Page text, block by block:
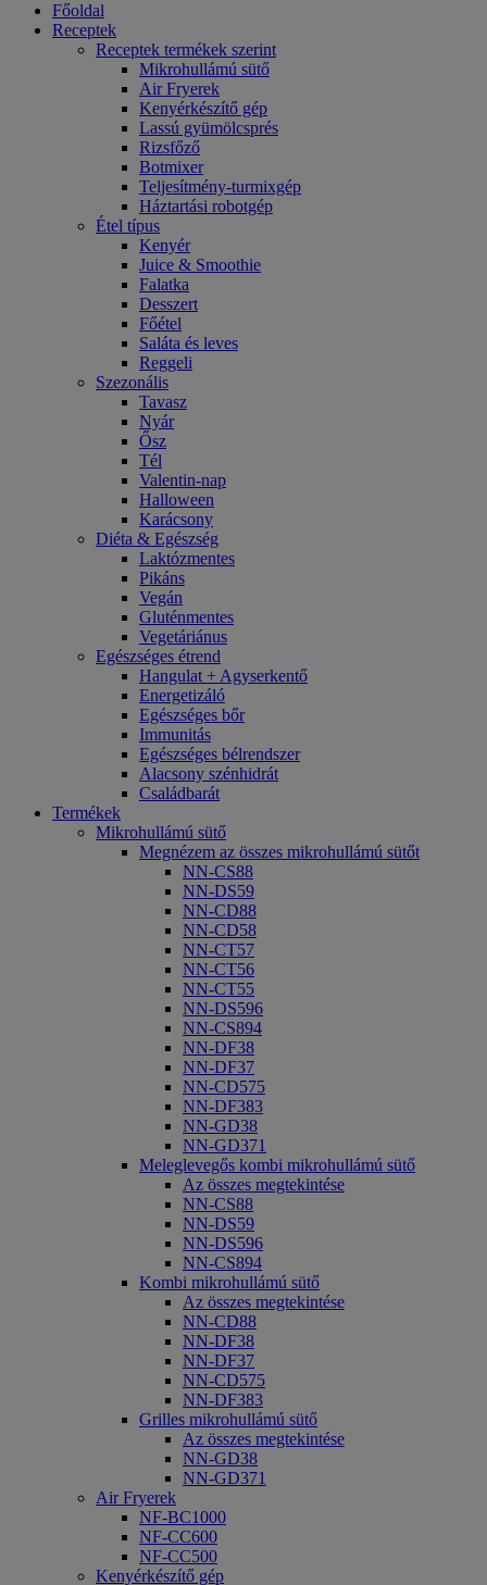
Főoldal
Receptek
Receptek termékek szerint
Mikrohullámú sütő
Air Fryerek
Kenyérkészítő gép
Lassú gyümölcsprés
Rizsfőző
Botmixer
Teljesítmény-turmixgép
Háztartási robotgép
Étel típus
Kenyér
Juice & Smoothie
Falatka
Desszert
Főétel
Saláta és leves
Reggeli
Szezonális
Tavasz
Nyár
Ősz
Tél
Valentin-nap
Halloween
Karácsony
Diéta & Egészség
Laktózmentes
Pikáns
Vegán
Gluténmentes
Vegetáriánus
Egészséges étrend
Hangulat + Agyserkentő
Energetizáló
Egészséges bőr
Immunitás
Egészséges bélrendszer
Alacsony szénhidrát
Családbarát
Termékek
Mikrohullámú sütő
Megnézem az összes mikrohullámú sütőt
NN-CS88
NN-DS59
NN-CD88
NN-CD58
NN-CT57
NN-CT56
NN-CT55
NN-DS596
NN-CS894
NN-DF38
NN-DF37
NN-CD575
NN-DF383
NN-GD38
NN-GD371
Meleglevegős kombi mikrohullámú sütő
Az összes megtekintése
NN-CS88
NN-DS59
NN-DS596
NN-CS894
Kombi mikrohullámú sütő
Az összes megtekintése
NN-CD88
NN-DF38
NN-DF37
NN-CD575
NN-DF383
Grilles mikrohullámú sütő
Az összes megtekintése
NN-GD38
NN-GD371
Air Fryerek
NF-BC1000
NF-CC600
NF-CC500
Kenyérkészítő gép